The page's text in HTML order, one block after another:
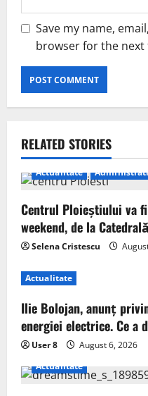
Save my name,
browser for the
RELATED STORIES
Actualitate
Centrul Ploieștiului va
weekend, de la
Selena Cristescu
Actualitate
Ilie Bolojan, anunț
energiei electrice. Ce a
User 8
August 6, 2026
Actualitate